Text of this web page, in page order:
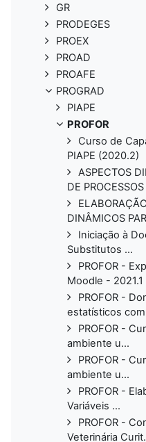
GR
PRODEGES
PROEX
PROAD
PROAFE
PROGRAD
PIAPE
PROFOR
Curso de
PIAPE (2020.2)
ASPECTOS
DE
DINÂMICOS
Iniciação à
Substitutos ...
PROFOR -
Moodle - 2021.1
PROFOR -
estatísticos
PROFOR -
ambiente u...
PROFOR -
ambiente u...
PROFOR -
Variáveis ...
PROFOR -
Veterinária